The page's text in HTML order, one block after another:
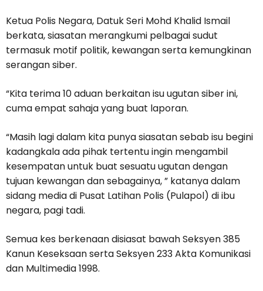
Ketua Polis Negara, Datuk Seri Mohd Khalid Ismail
berkata, siasatan merangkumi pelbagai sudut
termasuk motif politik, kewangan serta kemungkinan
serangan siber.
“Kita terima 10 aduan berkaitan isu ugutan siber ini,
cuma empat sahaja yang buat laporan.
“Masih lagi dalam kita punya siasatan sebab isu begini
kadangkala ada pihak tertentu ingin mengambil
kesempatan untuk buat sesuatu ugutan dengan
tujuan kewangan dan sebagainya, ” katanya dalam
sidang media di Pusat Latihan Polis (Pulapol) di ibu
negara, pagi tadi.
Semua kes berkenaan disiasat bawah Seksyen 385
Kanun Keseksaan serta Seksyen 233 Akta Komunikasi
dan Multimedia 1998.